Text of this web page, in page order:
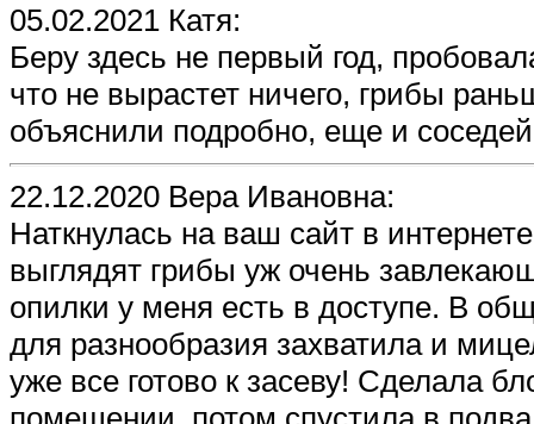
05.02.2021 Катя:
Беру здесь не первый год,
что не вырастет ничего, грибы
объяснили подробно, еще и
22.12.2020 Вера Ивановна:
Наткнулась на ваш сайт в
выглядят грибы уж очень
опилки у меня есть в доступе. В
для разнообразия захватила и
уже все готово к засеву! Сделала